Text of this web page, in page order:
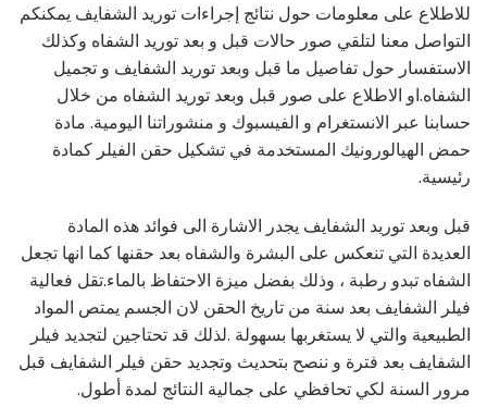
للاطلاع على معلومات حول نتائج إجراءات توريد الشفايف يمكنكم
التواصل معنا لتلقي صور حالات قبل و بعد توريد الشفاه وكذلك
الاستفسار حول تفاصيل ما قبل وبعد توريد الشفايف و تجميل
الشفاه.او الاطلاع على صور قبل وبعد توريد الشفاه من خلال
حسابنا عبر الانستغرام و الفيسبوك و منشوراتنا اليومية. مادة
حمض الهيالورونيك المستخدمة في تشكيل حقن الفيلر كمادة
رئيسية.
قبل وبعد توريد الشفايف يجدر الاشارة الى فوائد هذه المادة
العديدة التي تنعكس على البشرة والشفاه بعد حقنها كما انها تجعل
الشفاه تبدو رطبة ، وذلك بفضل ميزة الاحتفاظ بالماء.تقل فعالية
فيلر الشفايف بعد سنة من تاريخ الحقن لان الجسم يمتص المواد
الطبيعية والتي لا يستغربها بسهولة .لذلك قد تحتاجين لتجديد فيلر
الشفايف بعد فترة و ننصح بتحديث وتجديد حقن فيلر الشفايف قبل
مرور السنة لكي تحافظي على جمالية النتائج لمدة أطول.